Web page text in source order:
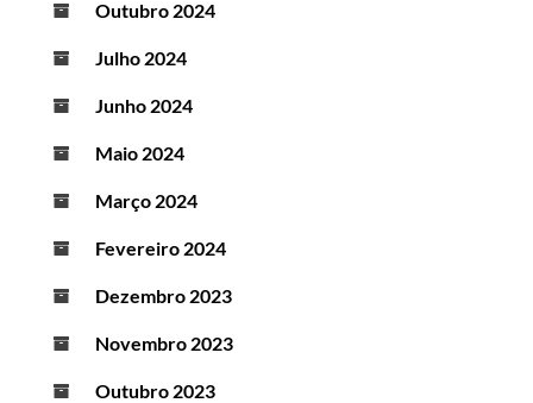
Outubro 2024
Julho 2024
Junho 2024
Maio 2024
Março 2024
Fevereiro 2024
Dezembro 2023
Novembro 2023
Outubro 2023